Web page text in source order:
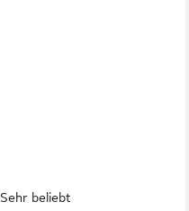
Sehr beliebt